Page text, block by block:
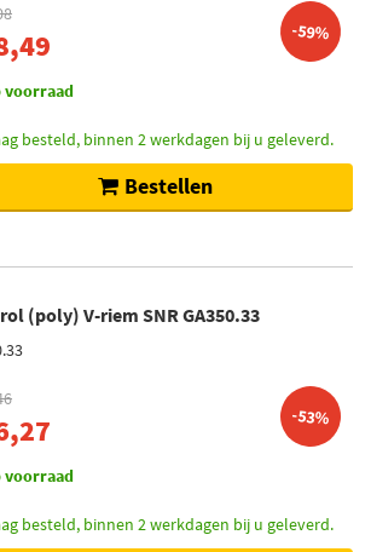
-59%
voorraad
besteld, binnen 2 werkdagen bij u geleverd.
Bestellen
(poly) V-riem SNR GA350.33
-53%
voorraad
besteld, binnen 2 werkdagen bij u geleverd.